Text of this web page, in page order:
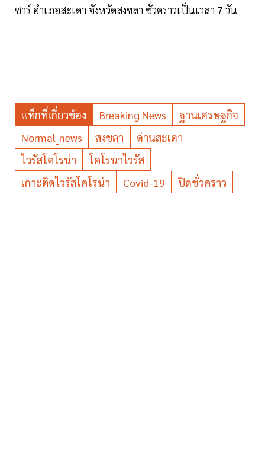
ซาร์ อําเภอสะเดา จังหวัดสงขลา ชั่วคราวเป็นเวลา 7 วัน
แท็กที่เกี่ยวข้อง Breaking News
ฐานเศรษฐกิจ
Normal_news
สงขลา
ด่านสะเดา
ไวรัสโคโรน่า
โคโรนาไวรัส
เกาะติดไวรัสโคโรน่า
Covid-19 ปิดชั่วคราว